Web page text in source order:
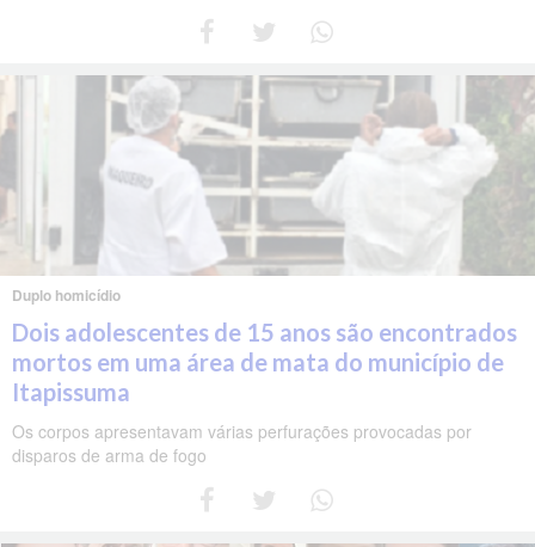
Duplo homicídio
Dois adolescentes de 15 anos são encontrados
mortos em uma área de mata do município de
Itapissuma
Os corpos apresentavam várias perfurações provocadas por
disparos de arma de fogo